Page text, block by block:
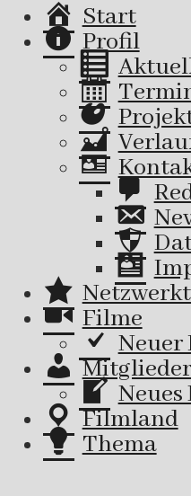
Start
Profil
Filme
Neuer
Mitglieder
Filmland
Thema